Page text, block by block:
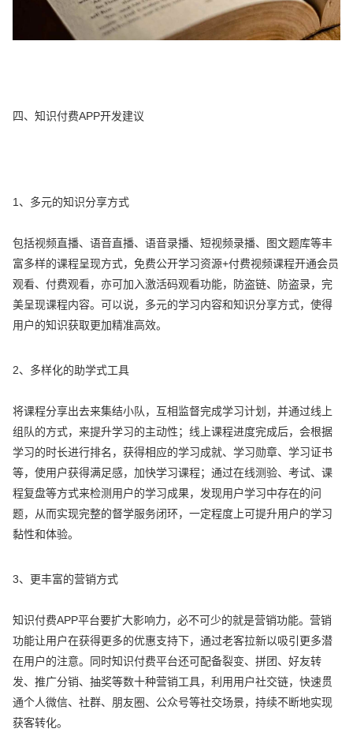
四、知识付费APP开发建议
1、多元的知识分享方式
包括视频直播、语音直播、语音录播、短视频录播、图文题库等丰
富多样的课程呈现方式，免费公开学习资源+付费视频课程开通会员
观看、付费观看，亦可加入激活码观看功能，防盗链、防盗录，完
美呈现课程内容。可以说，多元的学习内容和知识分享方式，使得
用户的知识获取更加精准高效。
2、多样化的助学式工具
将课程分享出去来集结小队，互相监督完成学习计划，并通过线上
组队的方式，来提升学习的主动性；线上课程进度完成后，会根据
学习的时长进行排名，获得相应的学习成就、学习勋章、学习证书
等，使用户获得满足感，加快学习课程；通过在线测验、考试、课
程复盘等方式来检测用户的学习成果，发现用户学习中存在的问
题，从而实现完整的督学服务闭环，一定程度上可提升用户的学习
黏性和体验。
3、更丰富的营销方式
知识付费APP平台要扩大影响力，必不可少的就是营销功能。营销
功能让用户在获得更多的优惠支持下，通过老客拉新以吸引更多潜
在用户的注意。同时知识付费平台还可配备裂变、拼团、好友转
发、推广分销、抽奖等数十种营销工具，利用用户社交链，快速贯
通个人微信、社群、朋友圈、公众号等社交场景，持续不断地实现
获客转化。